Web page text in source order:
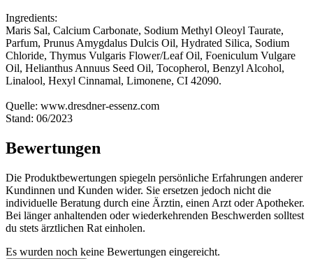
Ingredients:
Maris Sal, Calcium Carbonate, Sodium Methyl Oleoyl Taurate,
Parfum, Prunus Amygdalus Dulcis Oil, Hydrated Silica, Sodium
Chloride, Thymus Vulgaris Flower/Leaf Oil, Foeniculum Vulgare
Oil, Helianthus Annuus Seed Oil, Tocopherol, Benzyl Alcohol,
Linalool, Hexyl Cinnamal, Limonene, CI 42090.
Quelle: www.dresdner-essenz.com
Stand: 06/2023
Bewertungen
Die Produktbewertungen spiegeln persönliche Erfahrungen anderer
Kundinnen und Kunden wider. Sie ersetzen jedoch nicht die
individuelle Beratung durch eine Ärztin, einen Arzt oder Apotheker.
Bei länger anhaltenden oder wiederkehrenden Beschwerden solltest
du stets ärztlichen Rat einholen.
Es wurden noch keine Bewertungen eingereicht.